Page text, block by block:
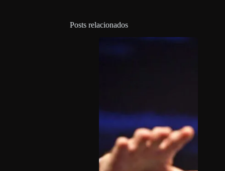
Posts relacionados